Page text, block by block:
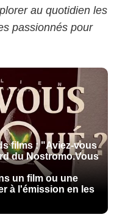
au quotidien les
passionnés pour
films : "Aviez-vous
du Nostromo.Vous
un film ou une
à l'émission en les